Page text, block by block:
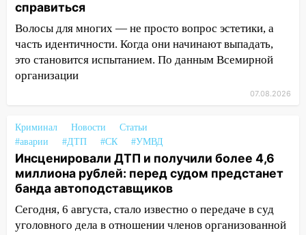
13:30 В Ульяновске транспортные
полицейские проведут акцию «Час
пассажира»
13:20 В Ульяновске за один день
13:01
В Димитровграде мужчина
выбросил из машины страйкбольную
гранату: его задержали
12:34 На Ульяновскую область
надвигается сильнейшая непогода: град
и шквал до 27 м/с
справиться
Волосы для многих — не просто вопрос эстетики, а
часть идентичности. Когда они начинают выпадать,
это становится испытанием. По данным Всемирной
организации
07.08.2026
Криминал Новости
Статьи
#аварии
#ДТП #СК #УМВД
Инсценировали ДТП и получили более 4,6
миллиона рублей: перед судом предстанет
банда автоподставщиков
Сегодня, 6 августа, стало известно о передаче в суд
уголовного дела в отношении членов организованной